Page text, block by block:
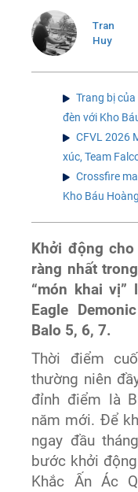
Tran
Huy
Trang bị
đèn với Kho
CFVL 2026
xúc, Team
Crossfire
Kho Báu
Khởi động
ràng nhất
“món khai vị”
Eagle
Balo 5, 6, 7.
Thời điểm
thường niên
đỉnh điểm là
năm mới. Để
ngay đầu
bước khởi
Khắc Ấn Ác